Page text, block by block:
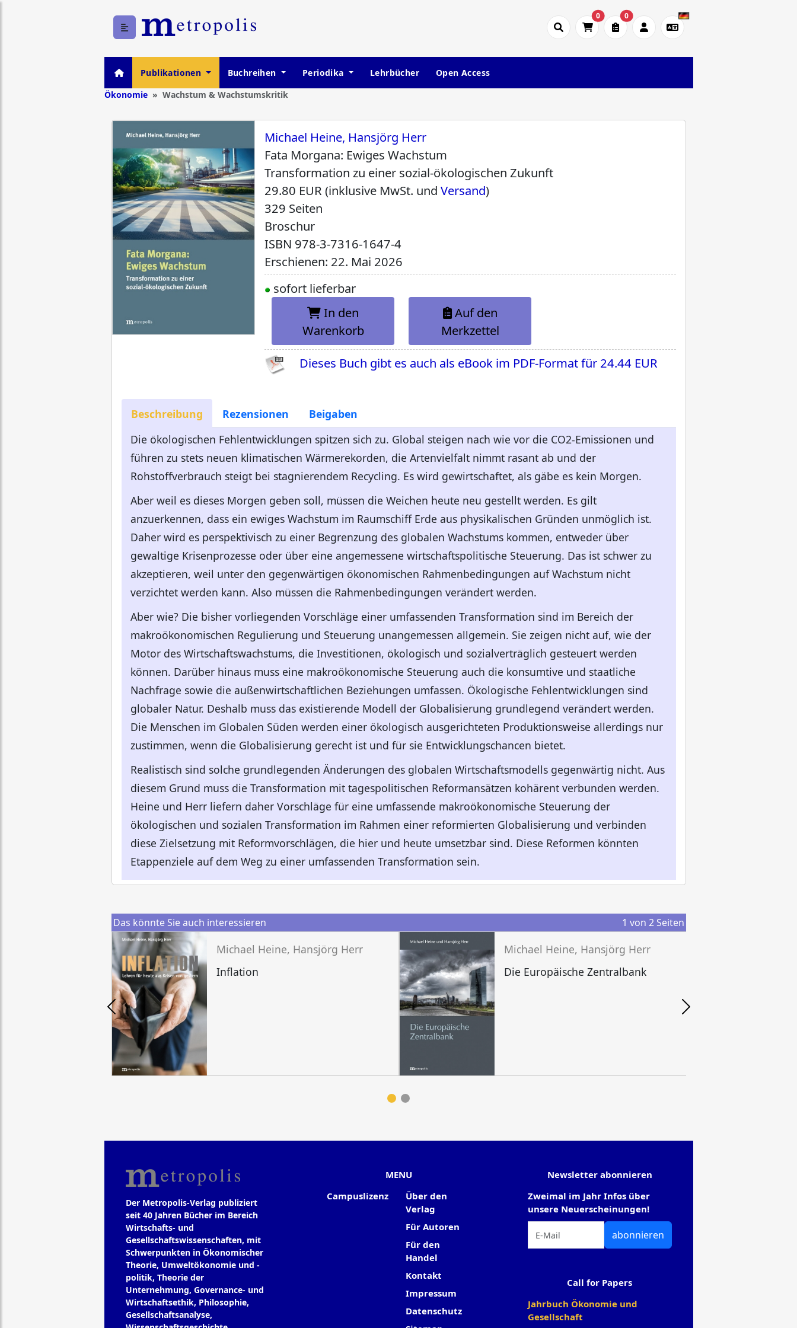
0 0
Publikationen Buchreihen Periodika Lehrbücher
Open Access
Ökonomie
Wachstum & Wachstumskritik
Michael Heine, Hansjörg Herr
Fata Morgana: Ewiges Wachstum
Transformation zu einer sozial-ökologischen Zukunft
29.80 EUR (inklusive MwSt. undVersand)
329 Seiten
Broschur
ISBN 978-3-7316-1647-4
Erschienen: 22. Mai 2026
sofort lieferbar
In den
Warenkorb
Auf den
Merkzettel
Dieses Buch gibt es auch als eBook im PDF-Format für 24.44 EUR
Beschreibung Rezensionen
Beigaben
Die ökologischen Fehlentwicklungen spitzen sich zu. Global steigen nach wie vor die CO2-Emissionen und
führen zu stets neuen klimatischen Wärmerekorden, die Artenvielfalt nimmt rasant ab und der
Rohstoffverbrauch steigt bei stagnierendem Recycling. Es wird gewirtschaftet, als gäbe es kein Morgen.
Aber weil es dieses Morgen geben soll, müssen die Weichen heute neu gestellt werden. Es gilt
anzuerkennen, dass ein ewiges Wachstum im Raumschiff Erde aus physikalischen Gründen unmöglich ist.
Daher wird es perspektivisch zu einer Begrenzung des globalen Wachstums kommen, entweder über
gewaltige Krisenprozesse oder über eine angemessene wirtschaftspolitische Steuerung. Das ist schwer zu
akzeptieren, weil unter den gegenwärtigen ökonomischen Rahmenbedingungen auf Wachstum nicht
verzichtet werden kann. Also müssen die Rahmenbedingungen verändert werden.
Aber wie? Die bisher vorliegenden Vorschläge einer umfassenden Transformation sind im Bereich der
makroökonomischen Regulierung und Steuerung unangemessen allgemein. Sie zeigen nicht auf, wie der
Motor des Wirtschaftswachstums, die Investitionen, ökologisch und sozialverträglich gesteuert werden
können. Darüber hinaus muss eine makroökonomische Steuerung auch die konsumtive und staatliche
Nachfrage sowie die außenwirtschaftlichen Beziehungen umfassen. Ökologische Fehlentwicklungen sind
globaler Natur. Deshalb muss das existierende Modell der Globalisierung grundlegend verändert werden.
Die Menschen im Globalen Süden werden einer ökologisch ausgerichteten Produktionsweise allerdings nur
zustimmen, wenn die Globalisierung gerecht ist und für sie Entwicklungschancen bietet.
Realistisch sind solche grundlegenden Änderungen des globalen Wirtschaftsmodells gegenwärtig nicht. Aus
diesem Grund muss die Transformation mit tagespolitischen Reformansätzen kohärent verbunden werden.
Heine und Herr liefern daher Vorschläge für eine umfassende makroökonomische Steuerung der
ökologischen und sozialen Transformation im Rahmen einer reformierten Globalisierung und verbinden
diese Zielsetzung mit Reformvorschlägen, die hier und heute umsetzbar sind. Diese Reformen könnten
Etappenziele auf dem Weg zu einer umfassenden Transformation sein.
Das könnte Sie auch interessieren 1 von 2Seiten
Michael Heine, Hansjörg Herr
Inflation
Michael Heine, Hansjörg Herr
Die Europäische Zentralbank
Der Metropolis-Verlag publiziert
seit 40 Jahren Bücher im Bereich
Wirtschafts- und
Gesellschaftswissenschaften, mit
Schwerpunkten in Ökonomischer
Theorie, Umweltökonomie und -
politik, Theorie der
Unternehmung, Governance- und
Wirtschaftsethik, Philosophie,
Gesellschaftsanalyse,
MENU
Campuslizenz
Über den
Verlag
Für Autoren
Für den
Handel
Kontakt
Impressum
Datenschutz
Newsletter abonnieren
Zweimal im Jahr Infos über
unsere Neuerscheinungen!
abonnieren
Call for Papers
Jahrbuch Ökonomie und
Gesellschaft